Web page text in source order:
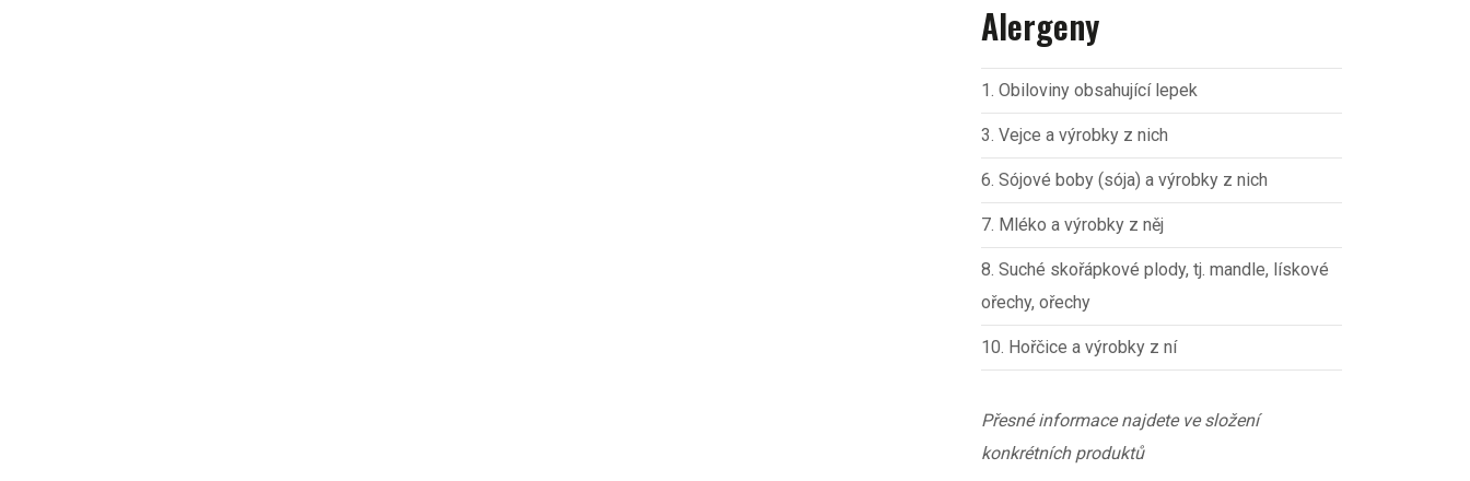
Alergeny
1. Obiloviny obsahující lepek
3. Vejce a výrobky z nich
6. Sójové boby (sója) a výrobky z nich
7. Mléko a výrobky z něj
8. Suché skořápkové plody, tj. mandle, lískové
ořechy, ořechy
10. Hořčice a výrobky z ní
Přesné informace najdete ve složení
konkrétních produktů